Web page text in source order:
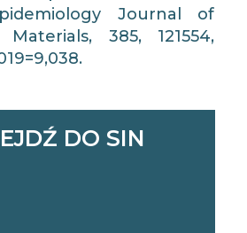
Journal of
Materials, 385, 121554,
DO SIN